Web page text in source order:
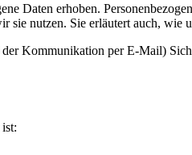
Daten erhoben.
nutzen. Sie erläutert auch, wie
Kommunikation per E-Mail)